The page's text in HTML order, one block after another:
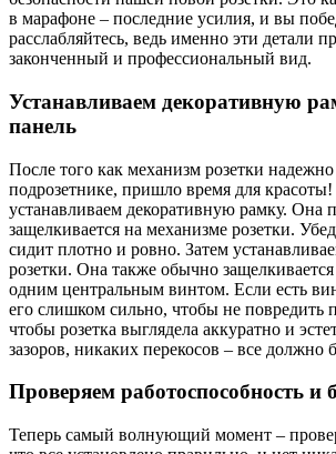
в марафоне – последние усилия, и вы
расслабляйтесь, ведь именно эти детали
законченный и профессиональный вид.
Устанавливаем декоративную
панель
После того как механизм розетки надежно
подрозетнике, пришло время для красоты!
устанавливаем декоративную рамку. Она
защелкивается на механизме розетки.
сидит плотно и ровно. Затем
розетки. Она также обычно
одним центральным винтом. Если есть
его слишком сильно, чтобы не повредить
чтобы розетка выглядела аккуратно и
зазоров, никаких перекосов – все должно
Проверяем работоспособность и
Теперь самый волнующий момент –